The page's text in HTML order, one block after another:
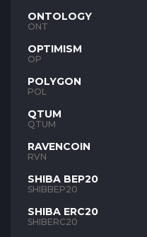
ONTOLOGY
ONT
OPTIMISM
OP
POLYGON
POL
QTUM
QTUM
RAVENCOIN
RVN
SHIBA BEP20
SHIBBEP20
SHIBA ERC20
SHIBERC20